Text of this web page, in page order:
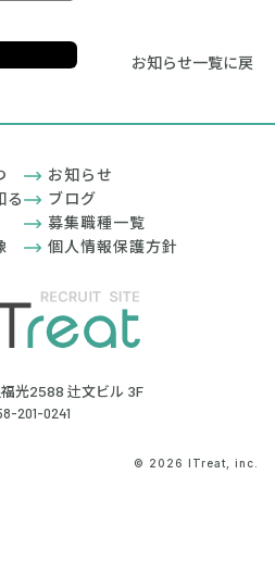
お知らせ一覧に戻
光2588 辻文ビル 3F
201-0241
る
お知らせ
ブログ
募集職種一覧
個人情報保護方針
© 2026 ITreat, inc.